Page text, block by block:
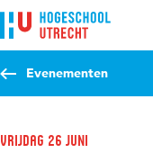
Direct naar de inhoud
Direct naar de
Direct naar de
Evenementen
vrijdag 26 juni